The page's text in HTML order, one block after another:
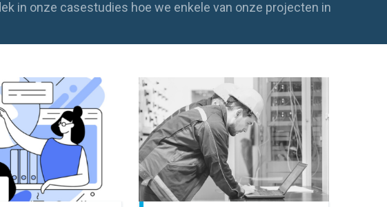
in onze casestudies hoe we enkele van onze projecten in